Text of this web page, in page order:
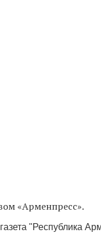
«Арменпресс».
"Республика